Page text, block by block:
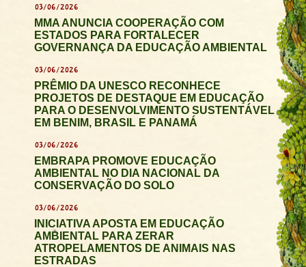
03/06/2026
MMA ANUNCIA COOPERAÇÃO COM
ESTADOS PARA FORTALECER
GOVERNANÇA DA EDUCAÇÃO AMBIENTAL
03/06/2026
PRÊMIO DA UNESCO RECONHECE
PROJETOS DE DESTAQUE EM EDUCAÇÃO
PARA O DESENVOLVIMENTO SUSTENTÁVEL
EM BENIM, BRASIL E PANAMÁ
03/06/2026
EMBRAPA PROMOVE EDUCAÇÃO
AMBIENTAL NO DIA NACIONAL DA
CONSERVAÇÃO DO SOLO
03/06/2026
INICIATIVA APOSTA EM EDUCAÇÃO
AMBIENTAL PARA ZERAR
ATROPELAMENTOS DE ANIMAIS NAS
ESTRADAS